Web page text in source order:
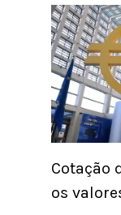
Cotação
os